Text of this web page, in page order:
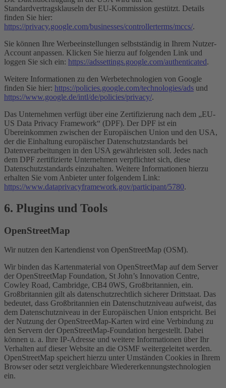
Standardvertragsklauseln der EU-Kommission gestützt. Details
finden Sie hier:
https://privacy.google.com/businesses/controllerterms/mccs/.
Sie können Ihre Werbeeinstellungen selbstständig in Ihrem Nutzer-
Account anpassen. Klicken Sie hierzu auf folgenden Link und
loggen Sie sich ein: https://adssettings.google.com/authenticated.
Weitere Informationen zu den Werbetechnologien von Google
finden Sie hier: https://policies.google.com/technologies/ads und
https://www.google.de/intl/de/policies/privacy/.
Das Unternehmen verfügt über eine Zertifizierung nach dem „EU-
US Data Privacy Framework“ (DPF). Der DPF ist ein
Übereinkommen zwischen der Europäischen Union und den USA,
der die Einhaltung europäischer Datenschutzstandards bei
Datenverarbeitungen in den USA gewährleisten soll. Jedes nach
dem DPF zertifizierte Unternehmen verpflichtet sich, diese
Datenschutzstandards einzuhalten. Weitere Informationen hierzu
erhalten Sie vom Anbieter unter folgendem Link:
https://www.dataprivacyframework.gov/participant/5780.
6. Plugins und Tools
OpenStreetMap
Wir nutzen den Kartendienst von OpenStreetMap (OSM).
Wir binden das Kartenmaterial von OpenStreetMap auf dem Server
der OpenStreetMap Foundation, St John’s Innovation Centre,
Cowley Road, Cambridge, CB4 0WS, Großbritannien, ein.
Großbritannien gilt als datenschutzrechtlich sicherer Drittstaat. Das
bedeutet, dass Großbritannien ein Datenschutzniveau aufweist, das
dem Datenschutzniveau in der Europäischen Union entspricht. Bei
der Nutzung der OpenStreetMap-Karten wird eine Verbindung zu
den Servern der OpenStreetMap-Foundation hergestellt. Dabei
können u. a. Ihre IP-Adresse und weitere Informationen über Ihr
Verhalten auf dieser Website an die OSMF weitergeleitet werden.
OpenStreetMap speichert hierzu unter Umständen Cookies in Ihrem
Browser oder setzt vergleichbare Wiedererkennungstechnologien
ein.